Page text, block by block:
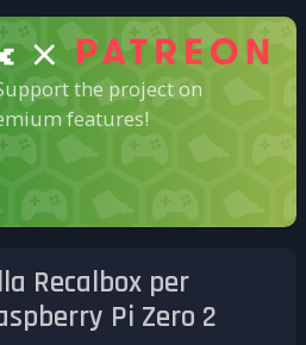
the project on
features!
Recalbox per
Pi Zero 2